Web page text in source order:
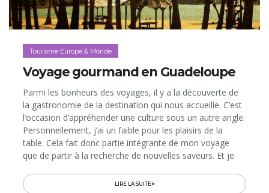
Tourisme Europe & Monde
Voyage gourmand en Guadeloupe
Parmi les bonheurs des voyages, il y a la découverte de
la gastronomie de la destination qui nous accueille. C’est
l’occasion d’appréhender une culture sous un autre angle.
Personnellement, j’ai un faible pour les plaisirs de la
table. Cela fait donc partie intégrante de mon voyage
que de partir à la recherche de nouvelles saveurs. Et je
Guadeloupe m’a totalement charmée.
LIRE LA SUITE